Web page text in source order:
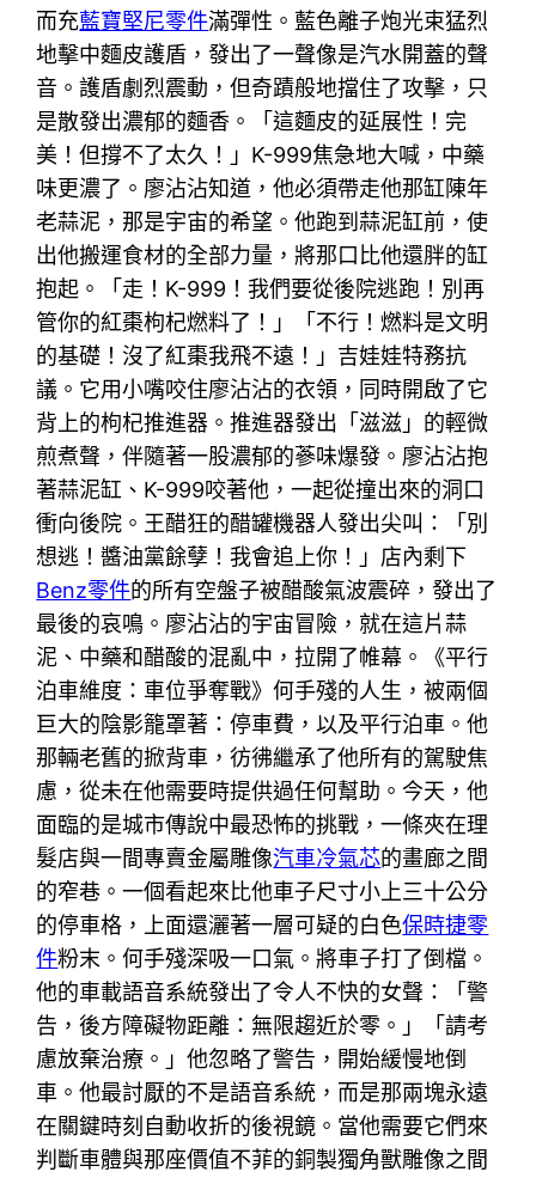
而充藍寶堅尼零件滿彈性。藍色離子炮光束猛烈
地擊中麵皮護盾，發出了一聲像是汽水開蓋的聲
音。護盾劇烈震動，但奇蹟般地擋住了攻擊，只
是散發出濃郁的麵香。「這麵皮的延展性！完
美！但撐不了太久！」K-999焦急地大喊，中藥
味更濃了。廖沾沾知道，他必須帶走他那缸陳年
老蒜泥，那是宇宙的希望。他跑到蒜泥缸前，使
出他搬運食材的全部力量，將那口比他還胖的缸
抱起。「走！K-999！我們要從後院逃跑！別再
管你的紅棗枸杞燃料了！」「不行！燃料是文明
的基礎！沒了紅棗我飛不遠！」吉娃娃特務抗
議。它用小嘴咬住廖沾沾的衣領，同時開啟了它
背上的枸杞推進器。推進器發出「滋滋」的輕微
煎煮聲，伴隨著一股濃郁的蔘味爆發。廖沾沾抱
著蒜泥缸、K-999咬著他，一起從撞出來的洞口
衝向後院。王醋狂的醋罐機器人發出尖叫：「別
想逃！醬油黨餘孽！我會追上你！」店內剩下
Benz零件的所有空盤子被醋酸氣波震碎，發出了
最後的哀鳴。廖沾沾的宇宙冒險，就在這片蒜
泥、中藥和醋酸的混亂中，拉開了帷幕。《平行
泊車維度：車位爭奪戰》何手殘的人生，被兩個
巨大的陰影籠罩著：停車費，以及平行泊車。他
那輛老舊的掀背車，彷彿繼承了他所有的駕駛焦
慮，從未在他需要時提供過任何幫助。今天，他
面臨的是城市傳說中最恐怖的挑戰，一條夾在理
髮店與一間專賣金屬雕像汽車冷氣芯的畫廊之間
的窄巷。一個看起來比他車子尺寸小上三十公分
的停車格，上面還灑著一層可疑的白色保時捷零
件粉末。何手殘深吸一口氣。將車子打了倒檔。
他的車載語音系統發出了令人不快的女聲：「警
告，後方障礙物距離：無限趨近於零。」「請考
慮放棄治療。」他忽略了警告，開始緩慢地倒
車。他最討厭的不是語音系統，而是那兩塊永遠
在關鍵時刻自動收折的後視鏡。當他需要它們來
判斷車體與那座價值不菲的銅製獨角獸雕像之間